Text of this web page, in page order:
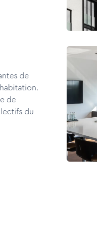
de
de
du